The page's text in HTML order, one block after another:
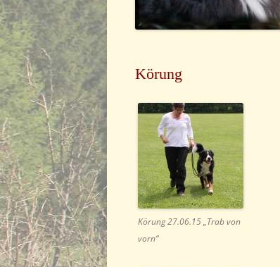
Körung
Körung 27.06.15 „Trab von
vorn“